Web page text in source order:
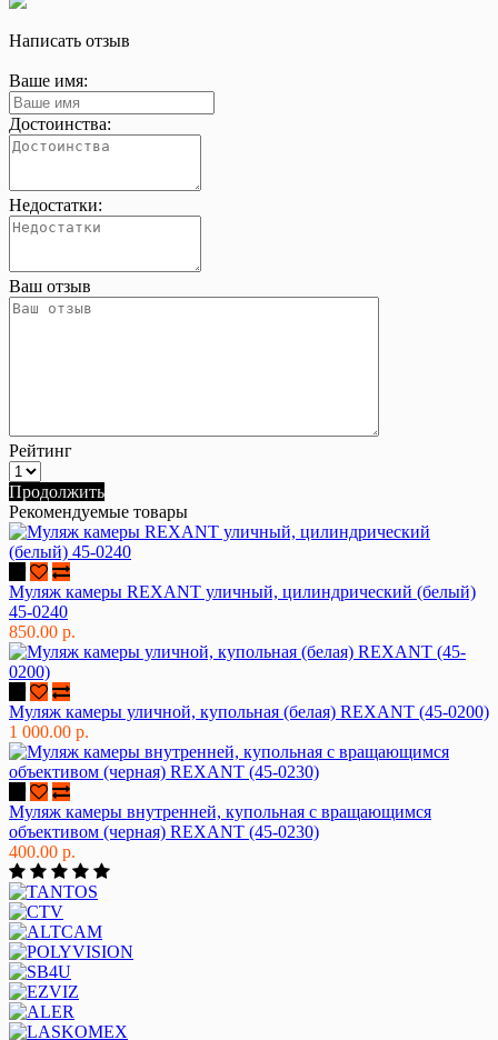
Написать отзыв
Ваше имя:
Достоинства:
Недостатки:
Ваш отзыв
Рейтинг
Продолжить
Рекомендуемые товары
Муляж камеры REXANT уличный, цилиндрический (белый)
45-0240
850.00 р.
Муляж камеры уличной, купольная (белая) REXANT (45-0200)
1 000.00 р.
Муляж камеры внутренней, купольная с вращающимся
объективом (черная) REXANT (45-0230)
400.00 р.